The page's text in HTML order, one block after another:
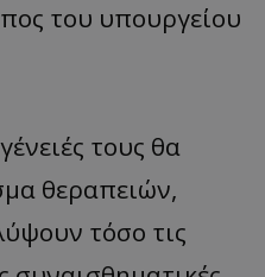
του υπουργείου
τους θα
θεραπειών,
τόσο τις